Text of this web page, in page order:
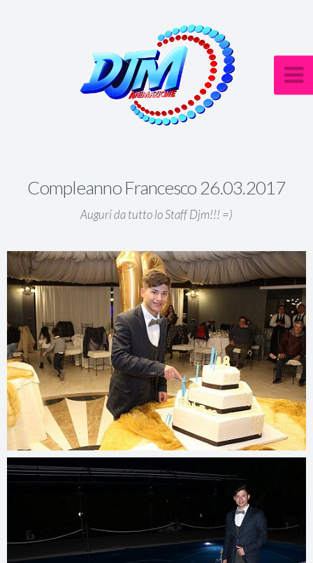
Compleanno Francesco 26.03.2017
Auguri da tutto lo Staff Djm!!! =)